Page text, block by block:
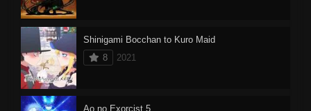
Shinigami Bocchan to Kuro Maid
8
2021
Ao no Exorcist 5